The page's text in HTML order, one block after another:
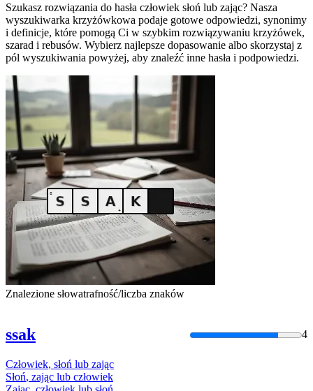
Szukasz rozwiązania do hasła człowiek słoń lub zając? Nasza
wyszukiwarka krzyżówkowa podaje gotowe odpowiedzi, synonimy
i definicje, które pomogą Ci w szybkim rozwiązywaniu krzyżówek,
szarad i rebusów. Wybierz najlepsze dopasowanie albo skorzystaj z
pól wyszukiwania powyżej, aby znaleźć inne hasła i podpowiedzi.
Znalezione słowatrafność/liczba znaków
ssak 4
Człowiek, słoń lub zając
Słoń, zając lub człowiek